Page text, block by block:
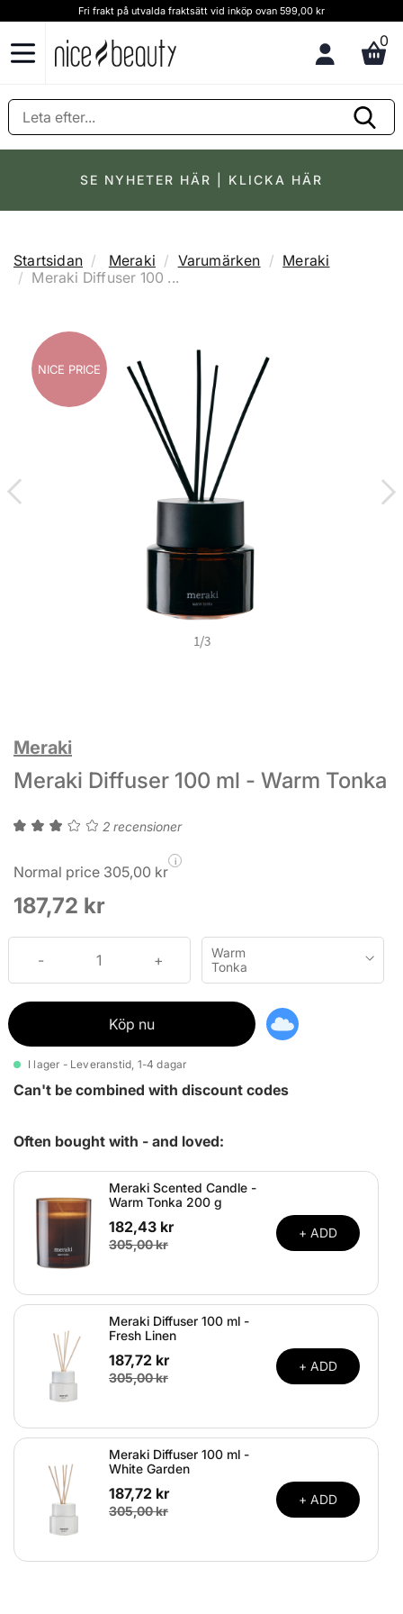
Fri frakt på utvalda fraktsätt vid inköp ovan 599,00 kr
0
SE NYHETER HÄR | KLICKA HÄR
Startsidan Meraki Varumärken
Meraki
Meraki Diffuser 100 ...
NICE PRICE
NICE PRICE
NICE PRICE
1/3
Meraki
Meraki Diffuser 100 ml - Warm Tonka
2 recensioner
Normal price 305,00 kr
i
187,72 kr
Warm
Tonka
Köp nu
I lager - Leveranstid, 1-4 dagar
Can't be combined with discount codes
Often bought with - and loved:
Meraki Scented Candle -
Warm Tonka 200 g
182,43 kr
305,00 kr
+ ADD
Meraki Diffuser 100 ml -
Fresh Linen
187,72 kr
305,00 kr
+ ADD
Meraki Diffuser 100 ml -
White Garden
187,72 kr
305,00 kr
+ ADD